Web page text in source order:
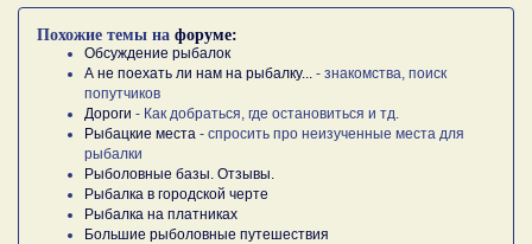
Похожие темы на форуме:
Обсуждение рыбалок
А не поехать ли нам на рыбалку...
- знакомства, поиск
попутчиков
Дороги - Как добраться, где остановиться и тд.
Рыбацкие места - спросить про неизученные места для
рыбалки
Рыболовные базы. Отзывы.
Рыбалка в городской черте
Рыбалка на платниках
Большие рыболовные путешествия